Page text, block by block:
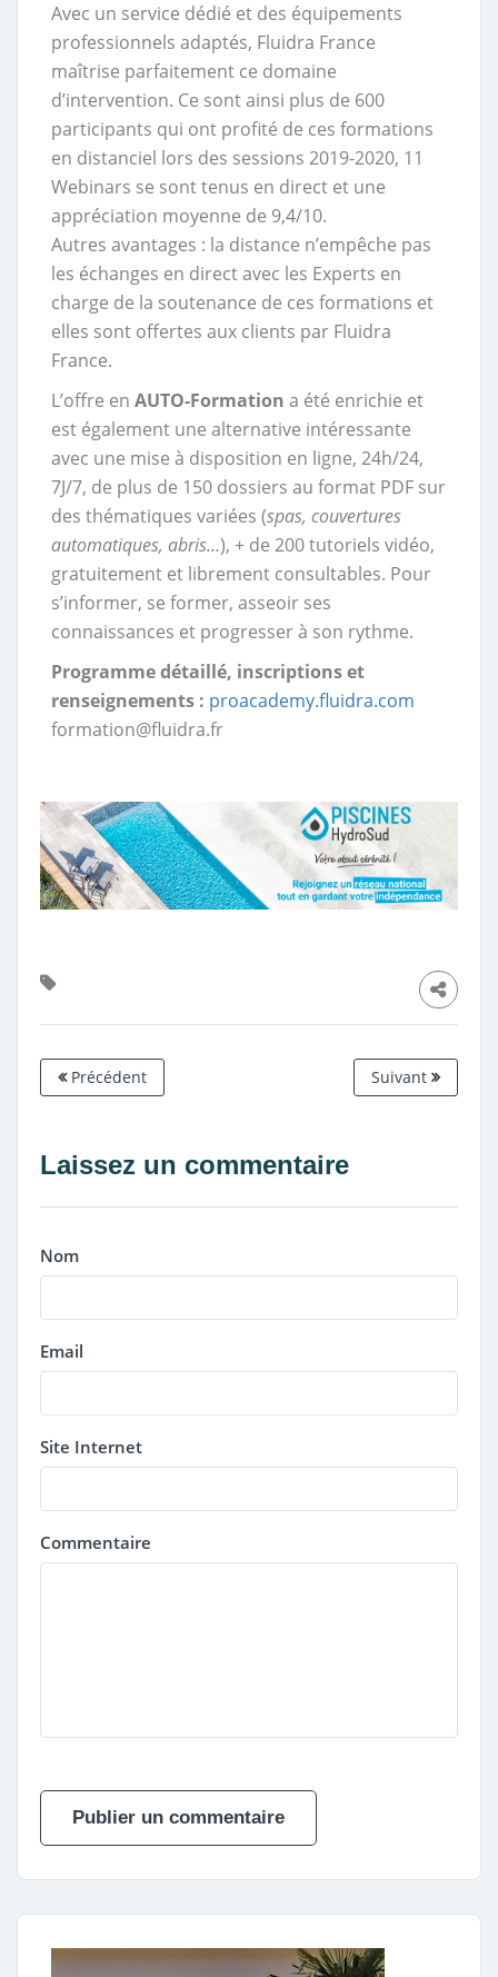
Avec un service dédié et des équipements
professionnels adaptés, Fluidra France
maîtrise parfaitement ce domaine
d’intervention. Ce sont ainsi plus de 600
participants qui ont profité de ces formations
en distanciel lors des sessions 2019-2020, 11
Webinars se sont tenus en direct et une
appréciation moyenne de 9,4/10.
Autres avantages : la distance n’empêche pas
les échanges en direct avec les Experts en
charge de la soutenance de ces formations et
elles sont offertes aux clients par Fluidra
France.
L’offre en AUTO-Formation a été enrichie et
est également une alternative intéressante
avec une mise à disposition en ligne, 24h/24,
7J/7, de plus de 150 dossiers au format PDF sur
des thématiques variées (spas, couvertures
automatiques, abris…), + de 200 tutoriels vidéo,
gratuitement et librement consultables. Pour
s’informer, se former, asseoir ses
connaissances et progresser à son rythme.
Programme détaillé, inscriptions et
renseignements : proacademy.fluidra.com
formation@fluidra.fr
Précédent Suivant
Laissez un commentaire
Nom
Email
Site Internet
Commentaire